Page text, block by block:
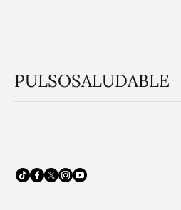
PULSOSALUDABLE